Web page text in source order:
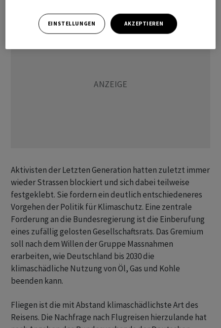
Aktivisten der Letzten Generation hatten zuletzt immer
wieder Strassen blockiert und sich dabei teilweise
festgeklebt. Sie fordern ein deutlich entschiedeneres
Vorgehen der Politik für Klimaschutz. Eine zentrale
Forderung an die Bundesregierung ist die Einberufung
eines zufällig gelosten Gesellschaftsrats. Das Gremium
soll nach dem Willen der Gruppe Massnahmen
erarbeiten, wie Deutschland bis 2030 die
klimaschädliche Nutzung von Öl, Gas und Kohle
beenden kann.
Fliegen ist die mit Abstand klimaschädlichste Art des
Reisens. Die Nachfrage nach Flugreisen hierzulande hat
EINSTELLUNGEN AKZEPTIEREN